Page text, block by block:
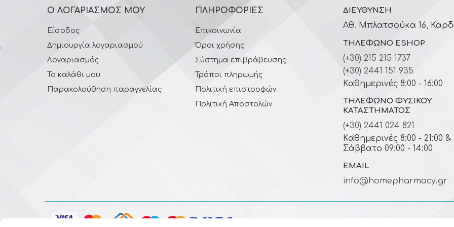
Ο ΛΟΓΑΡΙΑΣΜΌΣ ΜΟΥ
Είσοδος
Δημιουργία λογαριασμού
Λογαριασμός
Το καλάθι μου
Παρακολούθηση παραγγελίας
ΠΛΗΡΟΦΟΡΊΕΣ
Επικοινωνία
Όροι χρήσης
Σύστημα επιβράβευσης
Τρόποι πληρωμής
Πολιτική επιστροφών
Πολιτική Αποστολών
ΔΙΕΎΘΥΝΣΗ
Αθ. Μπλατσούκα 16,
ΤΗΛΈΦΩΝΟ ESHOP
(+30) 215 215 1737
(+30) 2441 151 935
Καθημερινές 8:00 - 16:00
ΤΗΛΈΦΩΝΟ ΦΥΣΙΚΟΎ
ΚΑΤΑΣΤΉΜΑΤΟΣ
(+30) 2441 024 821
Καθημερινές 8:00 - 21:00 &
Σάββατο 09:00 - 14:00
EMAIL
info@homepharmacy.gr